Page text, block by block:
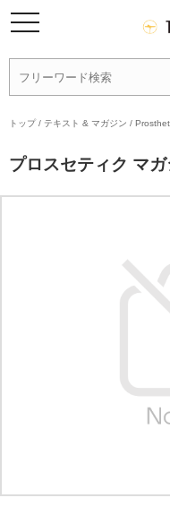
トップ/ テキスト & マガジン /
プロスセティク マ